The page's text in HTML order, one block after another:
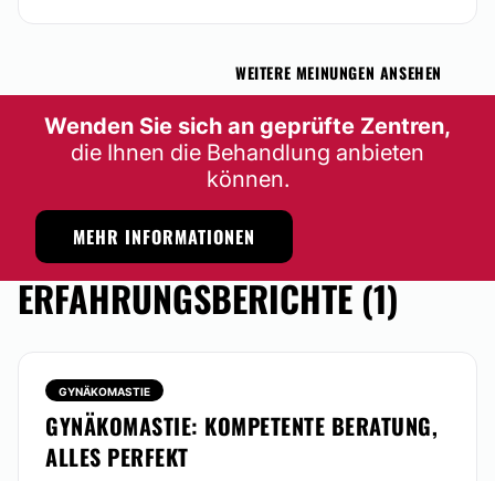
WEITERE MEINUNGEN ANSEHEN
Wenden Sie sich an geprüfte Zentren,
die Ihnen die Behandlung anbieten
können.
MEHR INFORMATIONEN
ERFAHRUNGSBERICHTE (1)
GYNÄKOMASTIE
GYNÄKOMASTIE: KOMPETENTE BERATUNG,
ALLES PERFEKT